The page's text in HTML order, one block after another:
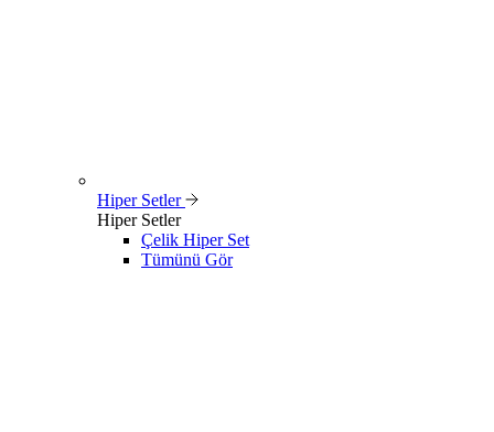
Hiper Setler
Hiper Setler
Çelik Hiper Set
Tümünü Gör